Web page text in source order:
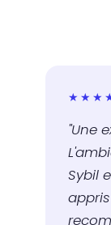
"Une
Sybil